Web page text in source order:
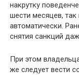
накрутку
шести месяцев,
автоматически.
снятия санкций
При этом
же следует вести